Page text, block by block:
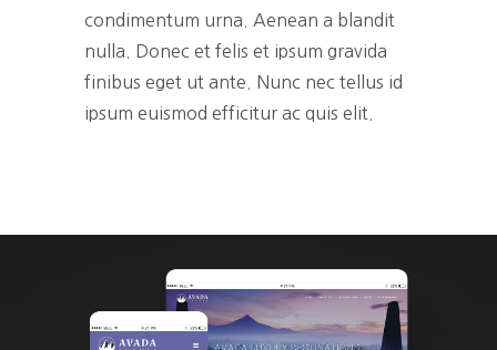
condimentum urna. Aenean a blandit
nulla. Donec et felis et ipsum gravida
finibus eget ut ante. Nunc nec tellus id
ipsum euismod efficitur ac quis elit.